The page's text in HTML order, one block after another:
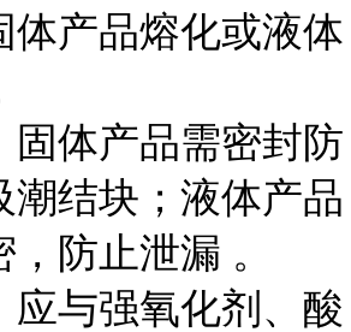
体产品熔化或液体
固体产品需密封防
潮结块；液体产品
防止泄漏 。
应与强氧化剂、酸